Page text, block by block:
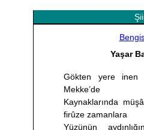
Yaşar
Gökten yere inen
Mekke’de
Kaynaklarında
firûze zamanlara
Yüzünün